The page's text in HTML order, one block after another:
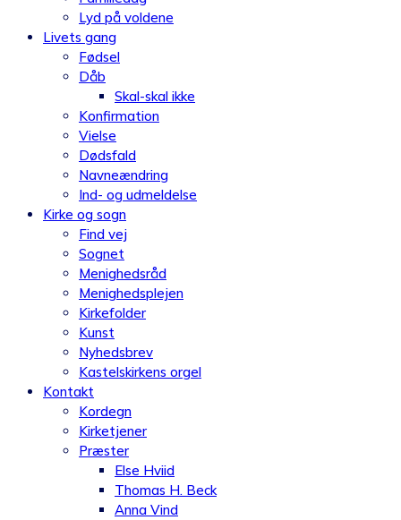
Lyd på voldene
Livets gang
Fødsel
Dåb
Skal-skal ikke
Konfirmation
Vielse
Dødsfald
Navneændring
Ind- og udmeldelse
Kirke og sogn
Find vej
Sognet
Menighedsråd
Menighedsplejen
Kirkefolder
Kunst
Nyhedsbrev
Kastelskirkens orgel
Kontakt
Kordegn
Kirketjener
Præster
Else Hviid
Thomas H. Beck
Anna Vind